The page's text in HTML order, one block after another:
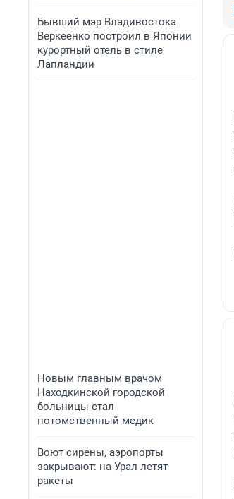
Бывший мэр Владивостока
Веркеенко построил в Японии
курортный отель в стиле
Лапландии
Новым главным врачом
Находкинской городской
больницы стал
потомственный медик
Воют сирены, аэропорты
закрывают: на Урал летят
ракеты